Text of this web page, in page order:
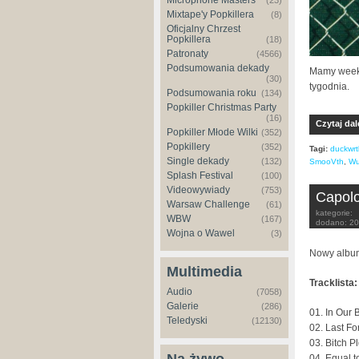
Mixtape'y Popkillera (8)
Oficjalny Chrzest
Popkillera
(18)
Patronaty (4566)
Podsumowania dekady
(30)
Podsumowania roku (134)
Popkiller Christmas Party
(16)
Popkiller Młode Wilki (352)
Popkillery (352)
Single dekady (132)
Splash Festival (100)
Videowywiady (753)
Warsaw Challenge (61)
WBW (167)
Wojna o Wawel (3)
Multimedia
Audio (7058)
Galerie (286)
Teledyski (12130)
Mamy
tygodnia.
Czytaj
Tagi:
SmooVth
kategorie:
dodano:
Nowy
Tracklista:
01. In Our
02. Last
03. Bitch